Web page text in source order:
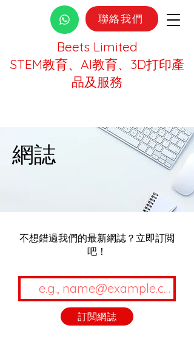
Beets Limited
STEM教育、AI教育、3D打印產
品及服務
聯絡我們
網誌
不想錯過我們的最新網誌？立即訂閲
吧！
訂閲網誌